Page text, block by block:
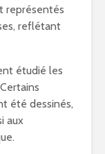
représentés
reflétant
étudié les
été dessinés,
aux